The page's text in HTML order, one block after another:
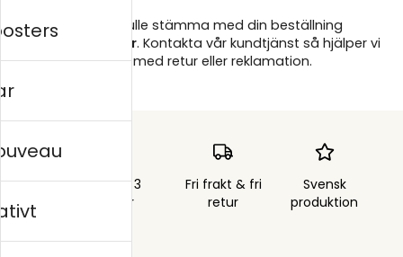
Om något inte skulle stämma med din beställning
fri retur. Kontakta vår kundtjänst så hjälper vi
dig snabbt vidare med retur eller reklamation.
Skickas inom 3
arbetsdagar
Fri frakt & fri
retur
Svensk
produktion